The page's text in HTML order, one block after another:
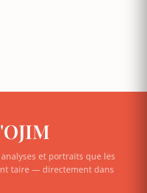
et portraits que les
taire — directement dans